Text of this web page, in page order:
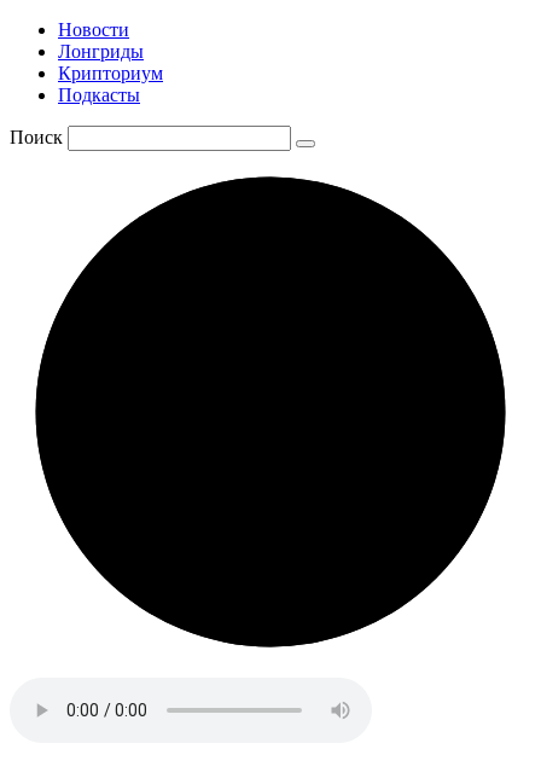
Новости
Лонгриды
Крипториум
Подкасты
Поиск